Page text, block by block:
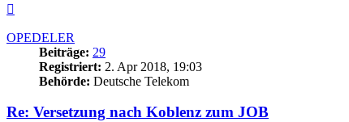
OPEDELER
Beiträge: 29
Registriert: 2. Apr 2018, 19:03
Behörde: Deutsche Telekom
Re: Versetzung nach Koblenz zum JOB